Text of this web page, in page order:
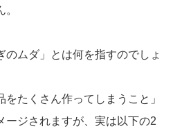
のムダ」とは何を指すのでしょ
たくさん作ってしまうこと」
ージされますが、実は以下の2